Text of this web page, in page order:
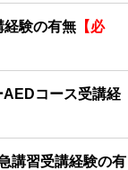
験の有無 【必
コース受講経
講習受講経験の有